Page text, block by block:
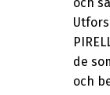
de
och